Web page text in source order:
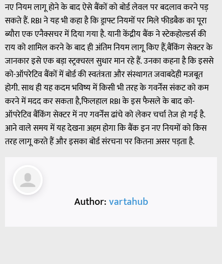
नए नियम लागू होने के बाद ऐसे बैंकों को बोर्ड लेवल पर बदलाव करने पड़
सकते हैं. RBI ने यह भी कहा है कि ड्राफ्ट नियमों पर मिले फीडबैक का पूरा
ब्यौरा एक एनैक्सचर में दिया गया है. यानी केंद्रीय बैंक ने स्टेकहोल्डर्स की
राय को शामिल करने के बाद ही अंतिम नियम लागू किए हैं,बैंकिंग सेक्टर के
जानकार इसे एक बड़ा स्ट्रक्चरल सुधार मान रहे हैं. उनका कहना है कि इससे
को-ऑपरेटिव बैंकों में बोर्ड की स्वतंत्रता और संस्थागत जवाबदेही मजबूत
होगी. साथ ही यह कदम भविष्य में किसी भी तरह के गवर्नेंस संकट को कम
करने में मदद कर सकता है,फिलहाल RBI के इस फैसले के बाद को-
ऑपरेटिव बैंकिंग सेक्टर में नए गवर्नेंस ढांचे को लेकर चर्चा तेज हो गई है.
आने वाले समय में यह देखना अहम होगा कि बैंक इन नए नियमों को किस
तरह लागू करते हैं और इसका बोर्ड संरचना पर कितना असर पड़ता है.
Author:vartahub